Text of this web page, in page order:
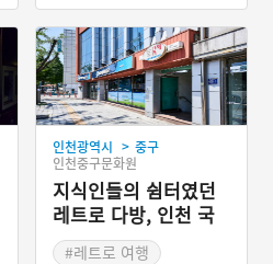
#끽다점
#낙랑팔라
인천광역시 > 중구
인천중구문화원
지식인들의 쉼터였던
레트로 다방, 인천 국
제다방
#레트로 여행